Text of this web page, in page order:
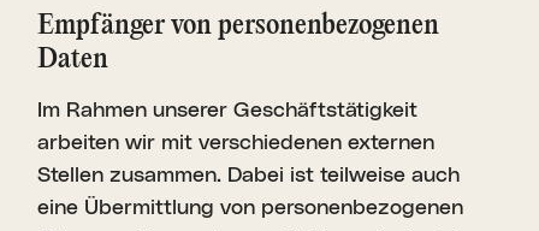
Empfänger von perso­nen­be­zo­genen
Daten
Im Rahmen unserer Geschäftstätigkeit
arbeiten wir mit verschiedenen externen
Stellen zusammen. Dabei ist teilweise auch
eine Übermittlung von personenbezogenen